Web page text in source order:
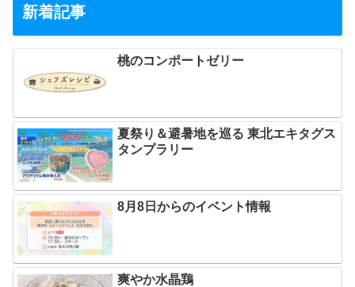
新着記事
桃のコンポートゼリー
夏祭り＆避暑地を巡る 東北エキタグス
タンプラリー
8月8日からのイベント情報
爽やか水晶鶏